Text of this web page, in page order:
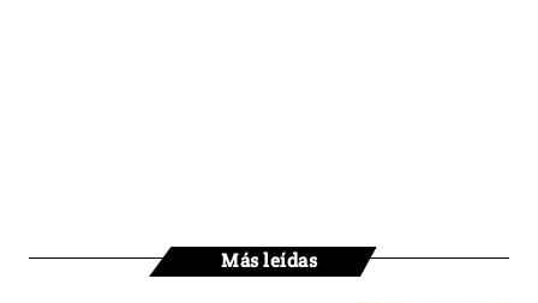
Más leídas